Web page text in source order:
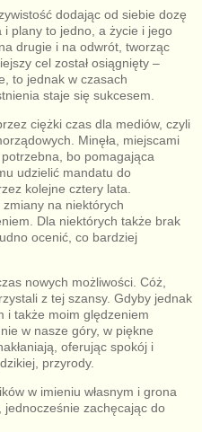
dodając od siebie dozę
plany to jedno, a życie i jego
drugie i na odwrót, tworząc
cel został osiągnięty –
to jednak w czasach
staje się sukcesem.
ciężki czas dla mediów, czyli
Minęła, miejscami
bo pomagająca
udzielić mandatu do
kolejne cztery lata.
zmiany na niektórych
Dla niektórych także brak
ocenić, co bardziej
nowych możliwości. Cóż,
z tej szansy. Gdyby jednak
i także moim ględzeniem
w nasze góry, w piękne
oferując spokój i
przyrody.
w imieniu własnym i grona
jednocześnie zachęcając do